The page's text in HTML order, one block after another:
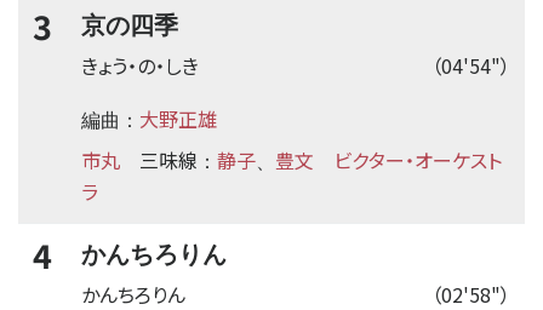
3 京の四季
（04'54"）
きょう・の・しき
編曲： 大野正雄
市丸
三味線 ： 静子 豊文
ビクター・オーケスト
ラ
4 かんちろりん
（02'58"）
かんちろりん